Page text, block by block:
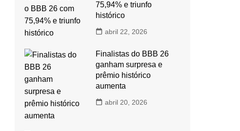
75,94% e triunfo
histórico
abril 22, 2026
Finalistas do BBB 26
ganham surpresa e
prêmio histórico
aumenta
abril 20, 2026